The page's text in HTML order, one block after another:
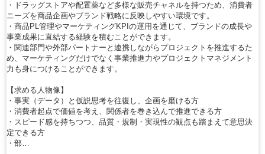
・ドラッグストアや配置薬など多様な販売チャネルを持つため、消費者
ニーズを商品企画やブランド戦略に反映しやすい環境です。
・商品PL管理やマーケティングKPIの運用を通じて、ブランドの成長や
事業成果に直結する経験を積むことができます。
・関連部門や外部パートナーと連携しながらプロジェクトを推進するた
め、マーケティングだけでなく事業推進力やプロジェクトマネジメント
力も身につけることができます。
【求める人物像】
・事実（データ）と仮説思考を往復し、企画を磨ける方
・消費者起点で価値を考え、関係者を巻き込んで推進できる方
・スピード感を持ちつつ、品質・規制・実現性の観点も踏まえて意思決
定できる方
・部…